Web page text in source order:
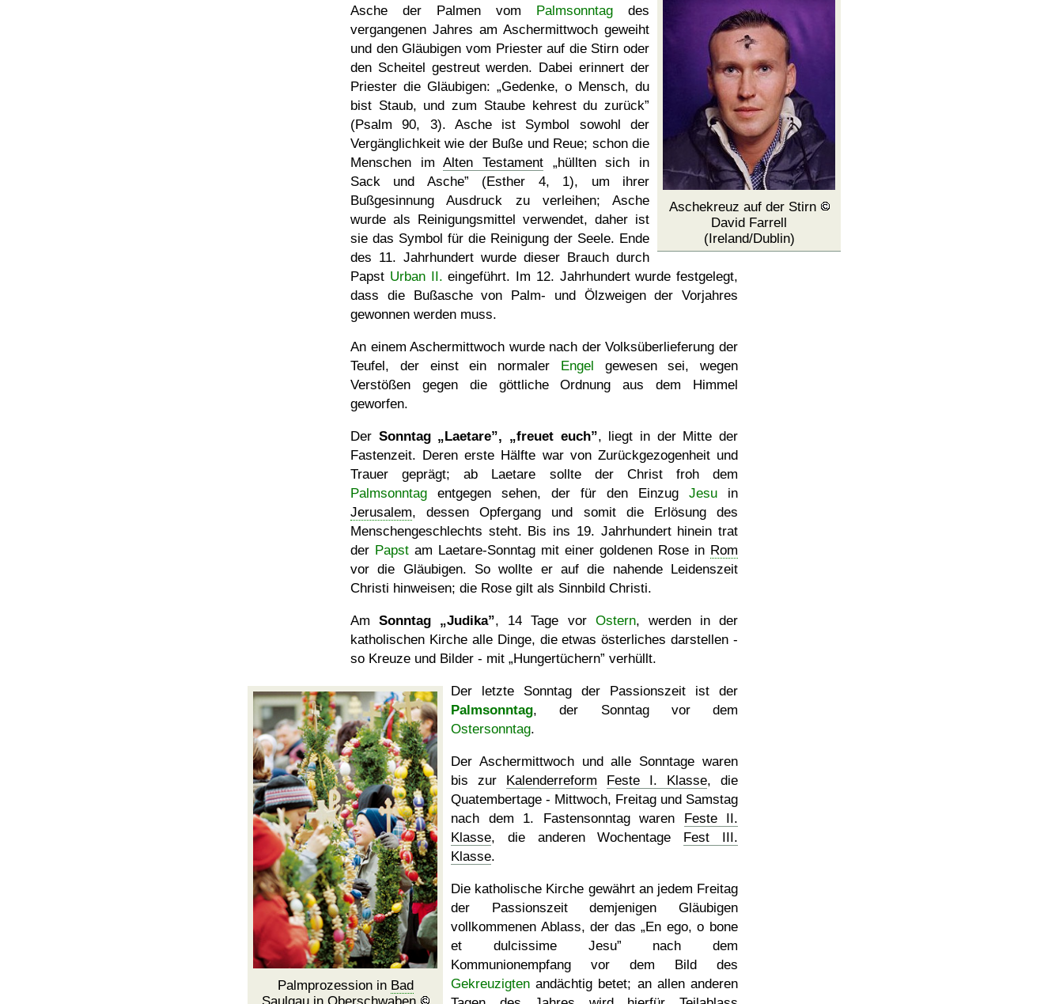
Aschekreuz auf der Stirn
David Farrell
(Ireland/Dublin)
Asche der Palmen vom Palmsonntag des
vergangenen Jahres am Aschermittwoch geweiht
und den Gläubigen vom Priester auf die Stirn oder
den Scheitel gestreut werden. Dabei erinnert der
Priester die Gläubigen:
Gedenke, o Mensch, du
bist Staub, und zum Staube kehrest du zurück
(Psalm 90, 3). Asche ist Symbol sowohl der
Vergänglichkeit wie der Buße und Reue; schon die
Menschen imAlten Testament
hüllten sich in
Sack und Asche
(Esther 4, 1), um ihrer
Bußgesinnung Ausdruck zu verleihen; Asche
wurde als Reinigungsmittel verwendet, daher ist
sie das Symbol für die Reinigung der Seele. Ende
des 11. Jahrhundert wurde dieser Brauch durch
Papst Urban II. eingeführt. Im 12. Jahrhundert wurde festgelegt,
dass die Bußasche von Palm- und Ölzweigen der Vorjahres
gewonnen werden muss.
An einem Aschermittwoch wurde nach der Volksüberlieferung der
Teufel, der einst ein normaler Engel gewesen sei, wegen
Verstößen gegen die göttliche Ordnung aus dem Himmel
geworfen.
Der Sonntag Laetare , freuet euch , liegt in der Mitte der
Fastenzeit. Deren erste Hälfte war von Zurückgezogenheit und
Trauer geprägt; ab Laetare sollte der Christ froh dem
Palmsonntag entgegen sehen, der für den Einzug Jesu in
Jerusalem, dessen Opfergang und somit die Erlösung des
Menschengeschlechts steht. Bis ins 19. Jahrhundert hinein trat
der Papst am Laetare-Sonntag mit einer goldenen Rose in Rom
vor die Gläubigen. So wollte er auf die nahende Leidenszeit
Christi hinweisen; die Rose gilt als Sinnbild Christi.
AmSonntag Judika , 14 Tage vor Ostern, werden in der
katholischen Kirche alle Dinge, die etwas österliches darstellen -
so Kreuze und Bilder - mit
Hungertüchern verhüllt.
Palmprozession in Bad
Der letzte Sonntag der Passionszeit ist der
Palmsonntag, der Sonntag vor dem
Ostersonntag.
Der Aschermittwoch und alle Sonntage waren
bis zur Kalenderreform Feste I. Klasse, die
Quatembertage - Mittwoch, Freitag und Samstag
nach dem 1. Fastensonntag waren Feste II.
Klasse, die anderen Wochentage Fest III.
Klasse.
Die katholische Kirche gewährt an jedem Freitag
der Passionszeit demjenigen Gläubigen
vollkommenen Ablass, der das En ego, o bone
et dulcissime Jesu
nach dem
Kommunionempfang vor dem Bild des
Gekreuzigten andächtig betet; an allen anderen